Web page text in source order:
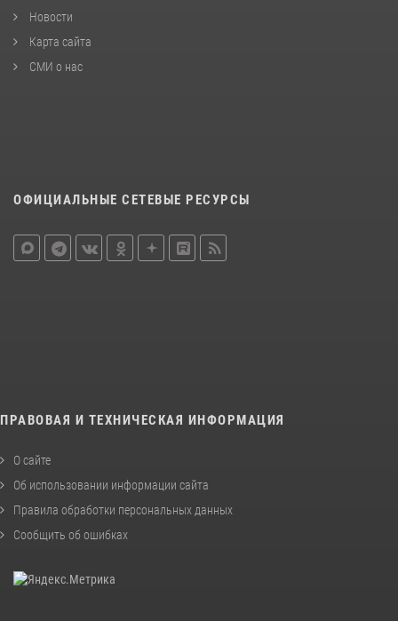
Новости
Карта сайта
СМИ о нас
ОФИЦИАЛЬНЫЕ СЕТЕВЫЕ РЕСУРСЫ
ПРАВОВАЯ И ТЕХНИЧЕСКАЯ ИНФОРМАЦИЯ
О сайте
Об использовании информации сайта
Правила обработки персональных данных
Сообщить об ошибках